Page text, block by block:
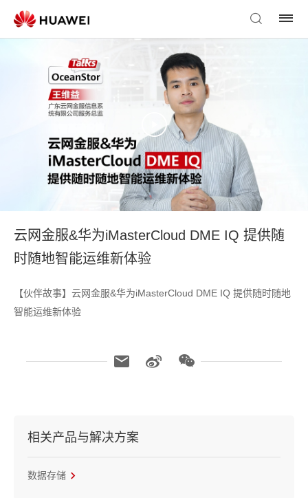
云网金服&华为iMasterCloud DME IQ 提供随
时随地智能运维新体验
【伙伴故事】云网金服&华为iMasterCloud DME IQ 提供随时随地
智能运维新体验
相关产品与解决方案
数据存储